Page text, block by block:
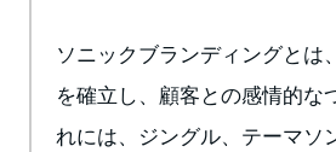
ソニックブランディングとは
を確立し、顧客との感情的な
れには、ジングル、テーマソ